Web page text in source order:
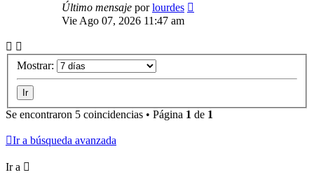
Último mensaje porlourdes
Vie Ago 07, 2026 11:47 am
Mostrar:
Se encontraron 5 coincidencias • Página 1 de 1
Ir a búsqueda avanzada
Ir a